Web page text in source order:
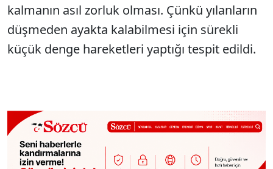
kalmanın asıl zorluk olması. Çünkü yılanların
düşmeden ayakta kalabilmesi için sürekli
küçük denge hareketleri yaptığı tespit edildi.